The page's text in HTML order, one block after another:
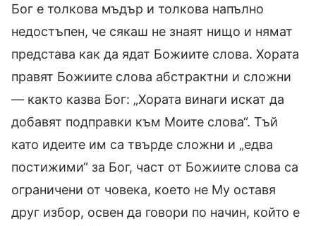
Бог е толкова мъдър и толкова напълно
недостъпен, че сякаш не знаят нищо и нямат
представа как да ядат Божиите слова. Хората
правят Божиите слова абстрактни и сложни
— както казва Бог: „Хората винаги искат да
добавят подправки към Моите слова“. Тъй
като идеите им са твърде сложни и „едва
постижими“ за Бог, част от Божиите слова са
ограничени от човека, което не Му оставя
друг избор, освен да говори по начин, който е